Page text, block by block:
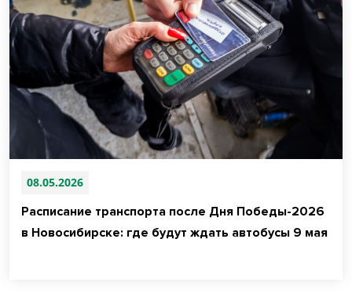
08.05.2026
Расписание транспорта после Дня Победы-2026
в Новосибирске: где будут ждать автобусы 9 мая